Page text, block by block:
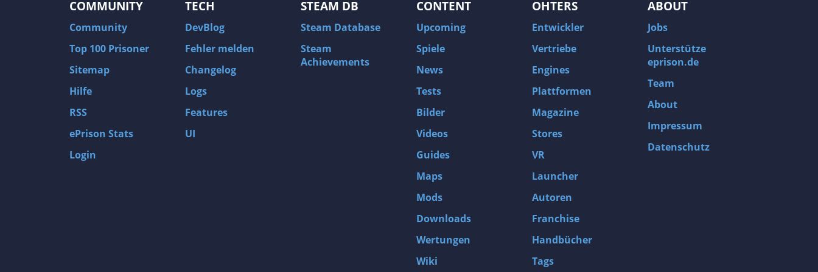
COMMUNITY
Community
Top 100 Prisoner
Sitemap
Hilfe
RSS
ePrison Stats
Login
TECH
DevBlog
Fehler melden
Changelog
Logs
Features
UI
STEAM DB
Steam Database
Steam
Achievements
CONTENT
Upcoming
Spiele
News
Tests
Bilder
Videos
Guides
Maps
Mods
Downloads
Wertungen
Wiki
OHTERS
Entwickler
Vertriebe
Engines
Plattformen
Magazine
Stores
VR
Launcher
Autoren
Franchise
Handbücher
Tags
ABOUT
Jobs
Unterstütze
eprison.de
Team
About
Impressum
Datenschutz